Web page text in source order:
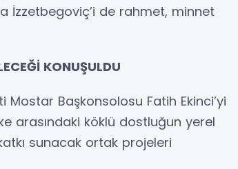
İzzetbegoviç’i de rahmet, minnet
KONUŞULDU
Başkonsolosu Fatih Ekinci’yi
arasındaki köklü dostluğun yerel
sunacak ortak projeleri